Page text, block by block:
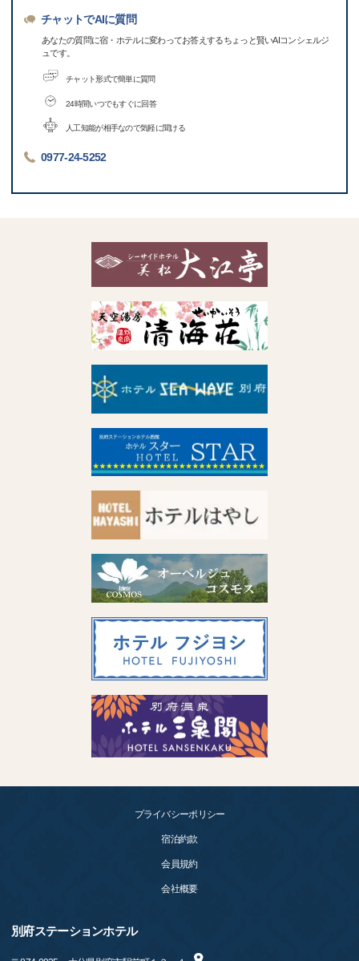
チャットでAIに質問
あなたの質問に宿・ホテルに変わってお答えするちょっと賢いAIコンシェルジ
ュです。
チャット形式で簡単に質問
24時間いつでもすぐに回答
人工知能が相手なので気軽に聞ける
0977-24-5252
プライバシーポリシー
宿泊約款
会員規約
会社概要
別府ステーションホテル